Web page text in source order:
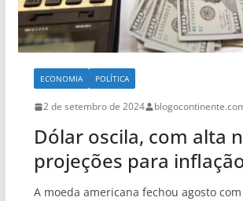
ECONOMIA POLÍTICA
2 de setembro de 2024
Dólar oscila, com alta
projeções para
A moeda americana fechou agosto